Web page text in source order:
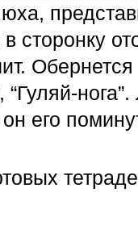
сторонку
он его